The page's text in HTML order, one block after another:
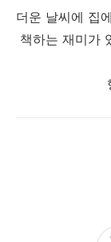
더운 날씨에 집
책하는 재미가